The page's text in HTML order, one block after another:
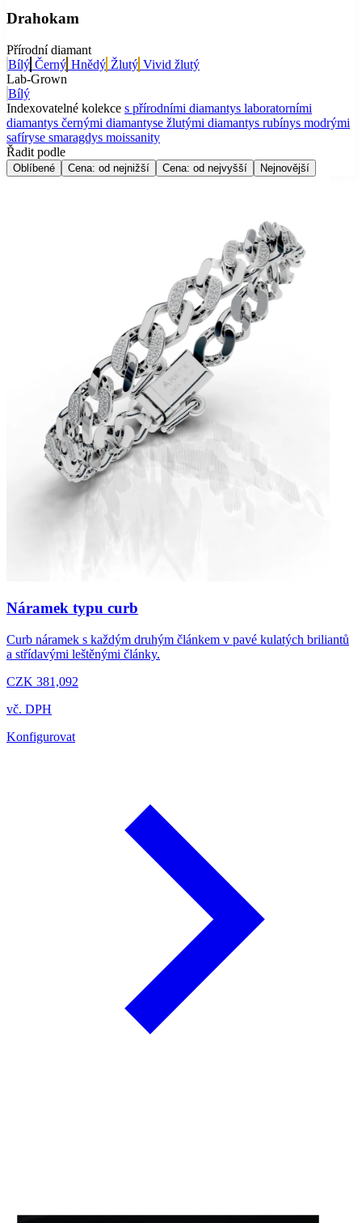
Drahokam
Přírodní diamant
Bílý Černý Hnědý Žlutý Vivid žlutý
Lab-Grown
Bílý
Indexovatelné kolekce s přírodními diamantys laboratorními
diamantys černými diamantyse žlutými diamantys rubínys modrými
safíryse smaragdys moissanity
Řadit podle
Oblíbené Cena: od nejnižší Cena: od nejvyšší Nejnovější
Náramek typu curb
Curb náramek s každým druhým článkem v pavé kulatých briliantů
a střídavými leštěnými články.
CZK 381,092
vč. DPH
Konfigurovat